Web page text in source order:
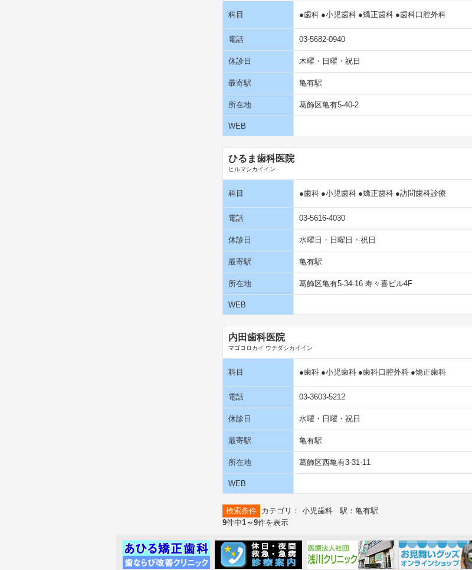
科目 ●歯科 ●小児歯科 ●矯正歯科 ●歯科口腔外科
電話 03-5682-0940
休診日 木曜・日曜・祝日
最寄駅 亀有駅
所在地 葛飾区亀有5-40-2
WEB
ひるま歯科医院
ヒルマシカイイン
科目 ●歯科 ●小児歯科 ●矯正歯科 ●訪問歯科診療
電話 03-5616-4030
休診日 水曜日・日曜日・祝日
最寄駅 亀有駅
所在地 葛飾区亀有5-34-16 寿々喜ビル4F
WEB
内田歯科医院
マゴコロカイ ウチダシカイイン
科目 ●歯科 ●小児歯科 ●歯科口腔外科 ●矯正歯科
電話 03-3603-5212
休診日 水曜・日曜・祝日
最寄駅 亀有駅
所在地 葛飾区西亀有3-31-11
WEB
検索条件 カテゴリ： 小児歯科 駅：亀有駅
9件中1～9件を表示